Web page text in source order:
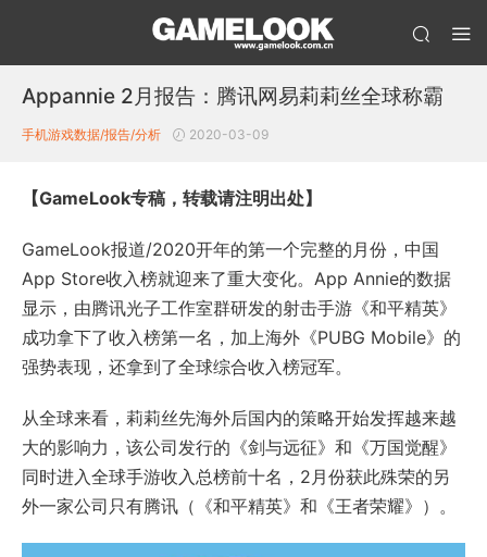
Appannie 2月报告：腾讯网易莉莉丝全球称霸
手机游戏数据/报告/分析 2020-03-09
【GameLook专稿，转载请注明出处】
GameLook报道/2020开年的第一个完整的月份，中国
App Store收入榜就迎来了重大变化。App Annie的数据
显示，由腾讯光子工作室群研发的射击手游《和平精英》
成功拿下了收入榜第一名，加上海外《PUBG Mobile》的
强势表现，还拿到了全球综合收入榜冠军。
从全球来看，莉莉丝先海外后国内的策略开始发挥越来越
大的影响力，该公司发行的《剑与远征》和《万国觉醒》
同时进入全球手游收入总榜前十名，2月份获此殊荣的另
外一家公司只有腾讯（《和平精英》和《王者荣耀》）。